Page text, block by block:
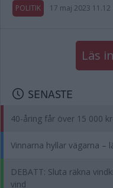
POLITIK 17 maj 2023 11.12
Läs
SENASTE
40-åring får över 15 000
Vinnarna hyllar vägarna –
DEBATT: Sluta räkna
vind